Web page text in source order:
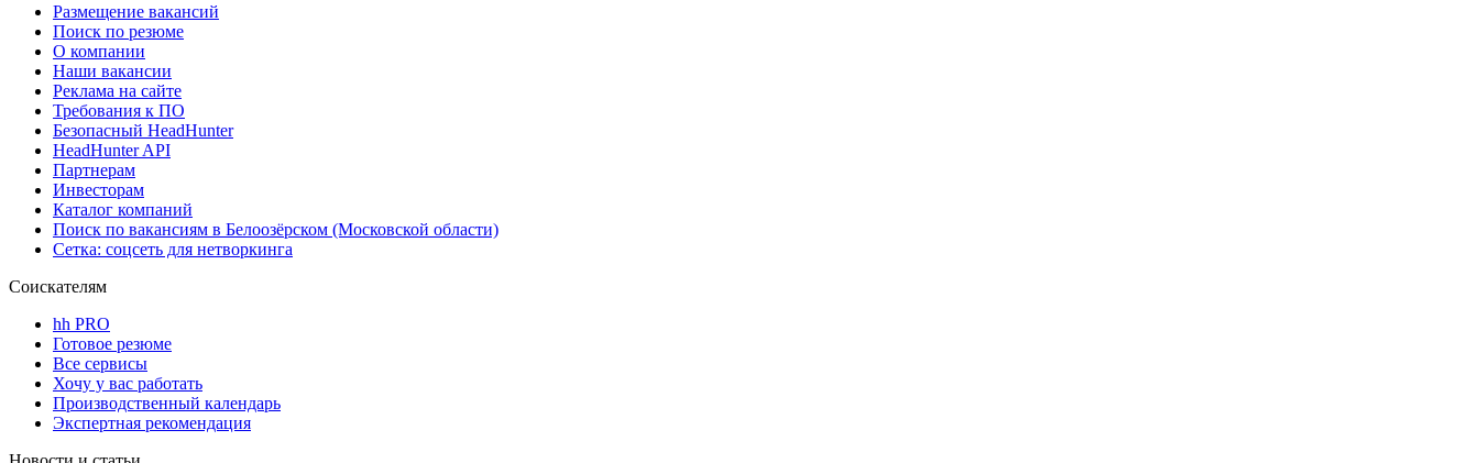
Размещение вакансий
Поиск по резюме
О компании
Наши вакансии
Реклама на сайте
Требования к ПО
Безопасный HeadHunter
HeadHunter API
Партнерам
Инвесторам
Каталог компаний
Поиск по вакансиям в Белоозёрском (Московской области)
Сетка: соцсеть для нетворкинга
Соискателям
hh PRO
Готовое резюме
Все сервисы
Хочу у вас работать
Производственный календарь
Экспертная рекомендация